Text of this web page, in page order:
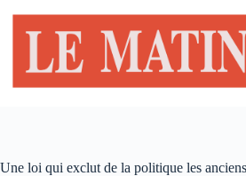
contenu
Une loi qui exclut de la politique les